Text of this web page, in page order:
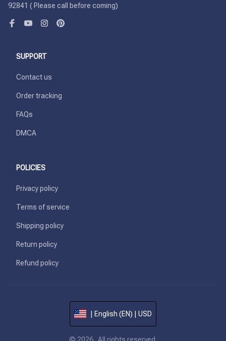
92841 ( Please call before coming)
SUPPORT
Contact us
Order tracking
FAQs
DMCA
POLICIES
Privacy policy
Terms of service
Shipping policy
Return policy
Refund policy
| English (EN) | USD